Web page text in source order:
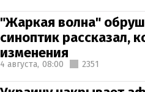
"Жаркая волна"
синоптик рассказал,
изменения
4 августа, 08:00 2351